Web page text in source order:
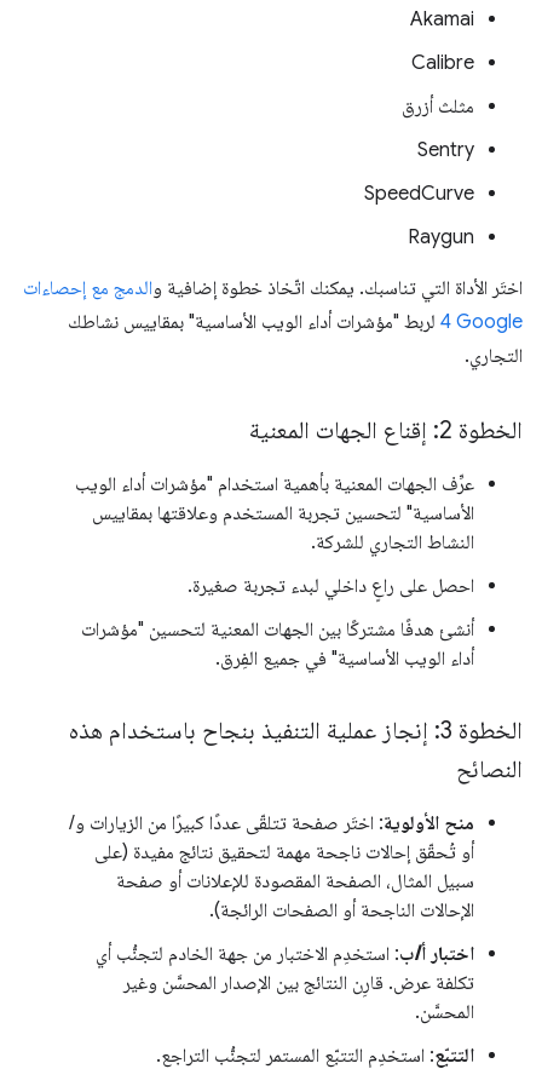
Akamai
Calibre
مثلث أزرق
Sentry
SpeedCurve
Raygun
اختَر الأداة التي تناسبك. يمكنك اتّخاذ خطوة إضافية والدمج مع إحصاءات
Google‏ 4
لربط "مؤشرات أداء الويب الأساسية" بمقاييس نشاطك
التجاري.
الخطوة 2: إقناع الجهات المعنية
عرِّف الجهات المعنية بأهمية استخدام "مؤشرات أداء الويب
الأساسية" لتحسين تجربة المستخدم وعلاقتها بمقاييس
النشاط التجاري للشركة.
احصل على راعٍ داخلي لبدء تجربة صغيرة.
أنشئ هدفًا مشتركًا بين الجهات المعنية لتحسين "مؤشرات
أداء الويب الأساسية" في جميع الفِرق.
الخطوة 3: إنجاز عملية التنفيذ بنجاح باستخدام هذه
النصائح
منح الأولوية: اختَر صفحة تتلقّى عددًا كبيرًا من الزيارات و/
أو تُحقّق إحالات ناجحة مهمة لتحقيق نتائج مفيدة (على
سبيل المثال، الصفحة المقصودة للإعلانات أو صفحة
الإحالات الناجحة أو الصفحات الرائجة).
اختبار أ/ب: استخدِم الاختبار من جهة الخادم لتجنُّب أي
تكلفة عرض. قارِن النتائج بين الإصدار المحسَّن وغير
المحسَّن.
التتبّع: استخدِم التتبّع المستمر لتجنُّب التراجع.